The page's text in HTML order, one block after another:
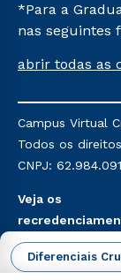
Diferenciais
*Para a
nas seguintes
Já para as
mencionadas
Religioso,
do Ensino de
abrir todas as
Campus Virtual
Todos os
CNPJ:
Veja os
aqui